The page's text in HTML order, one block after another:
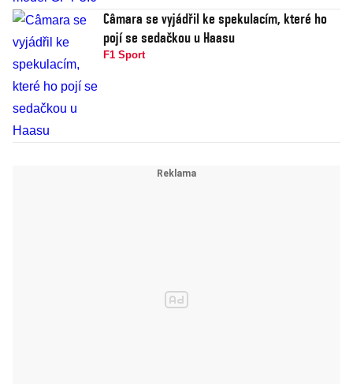
Câmara se vyjádřil ke spekulacím, které ho
pojí se sedačkou u Haasu
F1 Sport